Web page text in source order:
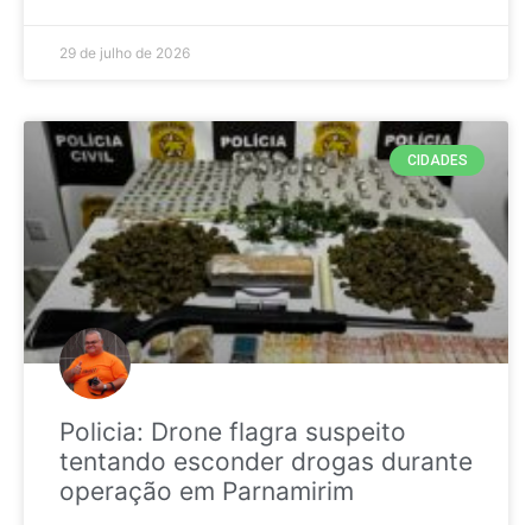
29 de julho de 2026
CIDADES
Policia: Drone flagra suspeito
tentando esconder drogas durante
operação em Parnamirim